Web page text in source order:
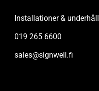
Installationer & underhåll
019 265 6600
sales@signwell.fi